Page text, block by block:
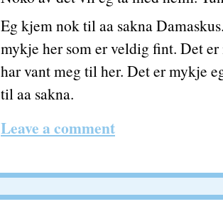
Eg kjem nok til aa sakna
mykje her som er veldig fint. Det
har vant meg til her. Det er mykje
til aa sakna.
Leave a comment